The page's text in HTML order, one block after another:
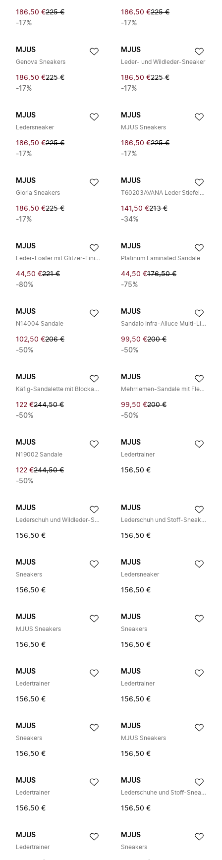
186,50 €225 €
-17%
186,50 €225 €
-17%
MJUS
Genova Sneakers
186,50 €225 €
-17%
MJUS
Leder- und Wildleder-Sneaker
186,50 €225 €
-17%
MJUS
Ledersneaker
186,50 €225 €
-17%
MJUS
MJUS Sneakers
186,50 €225 €
-17%
MJUS
Gloria Sneakers
186,50 €225 €
-17%
MJUS
T60203AVANA Leder Stiefeletten
141,50 €213 €
-34%
MJUS
Leder-Loafer mit Glitzer-Finish
44,50 €221 €
-80%
MJUS
Platinum Laminated Sandale
44,50 €176,50 €
-75%
MJUS
N14004 Sandale
102,50 €206 €
-50%
MJUS
Sandalo Infra-Alluce Multi-Listino
99,50 €200 €
-50%
MJUS
Käfig-Sandalette mit Blockabsatz
122 €244,50 €
-50%
MJUS
Mehrriemen-Sandale mit Flechtoptik
99,50 €200 €
-50%
MJUS
N19002 Sandale
122 €244,50 €
-50%
MJUS
Ledertrainer
156,50 €
MJUS
Lederschuh und Wildleder-Sneaker
156,50 €
MJUS
Lederschuh und Stoff-Sneaker
156,50 €
MJUS
Sneakers
156,50 €
MJUS
Ledersneaker
156,50 €
MJUS
MJUS Sneakers
156,50 €
MJUS
Sneakers
156,50 €
MJUS
Ledertrainer
156,50 €
MJUS
Ledertrainer
156,50 €
MJUS
Sneakers
156,50 €
MJUS
MJUS Sneakers
156,50 €
MJUS
Ledertrainer
156,50 €
MJUS
Lederschuhe und Stoff-Sneaker
156,50 €
MJUS
Ledertrainer
MJUS
Sneakers